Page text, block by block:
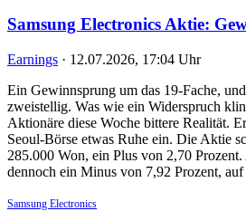
Samsung Electronics Aktie:
Earnings · 12.07.2026, 17:04 Uhr
Ein Gewinnsprung um das 19-Fache,
zweistellig. Was wie ein Widerspruch
Aktionäre diese Woche bittere Realität.
Seoul-Börse etwas Ruhe ein. Die Aktie
285.000 Won, ein Plus von 2,70
dennoch ein Minus von 7,92 Prozent,
Samsung Electronics